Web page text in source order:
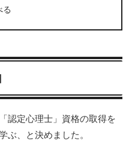
る
認定心理士」資格の取得を
ぶ、と決めました。